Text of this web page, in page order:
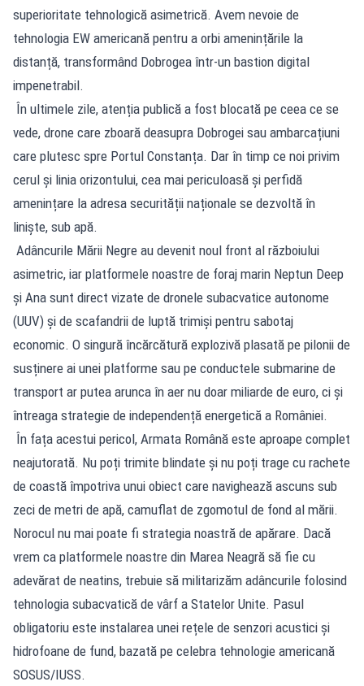
superioritate tehnologică asimetrică. Avem nevoie de
tehnologia EW americană pentru a orbi amenințările la
distanță, transformând Dobrogea într-un bastion digital
impenetrabil.
În ultimele zile, atenția publică a fost blocată pe ceea ce se
vede, drone care zboară deasupra Dobrogei sau ambarcațiuni
care plutesc spre Portul Constanța. Dar în timp ce noi privim
cerul și linia orizontului, cea mai periculoasă și perfidă
amenințare la adresa securității naționale se dezvoltă în
liniște, sub apă.
Adâncurile Mării Negre au devenit noul front al războiului
asimetric, iar platformele noastre de foraj marin Neptun Deep
și Ana sunt direct vizate de dronele subacvatice autonome
(UUV) și de scafandrii de luptă trimiși pentru sabotaj
economic. O singură încărcătură explozivă plasată pe pilonii de
susținere ai unei platforme sau pe conductele submarine de
transport ar putea arunca în aer nu doar miliarde de euro, ci și
întreaga strategie de independență energetică a României.
În fața acestui pericol, Armata Română este aproape complet
neajutorată. Nu poți trimite blindate și nu poți trage cu rachete
de coastă împotriva unui obiect care navighează ascuns sub
zeci de metri de apă, camuflat de zgomotul de fond al mării.
Norocul nu mai poate fi strategia noastră de apărare. Dacă
vrem ca platformele noastre din Marea Neagră să fie cu
adevărat de neatins, trebuie să militarizăm adâncurile folosind
tehnologia subacvatică de vârf a Statelor Unite. Pasul
obligatoriu este instalarea unei rețele de senzori acustici și
hidrofoane de fund, bazată pe celebra tehnologie americană
SOSUS/IUSS.